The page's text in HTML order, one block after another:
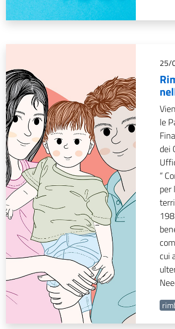
25/
le
dei
“
per
cui